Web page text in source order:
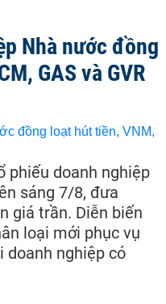
Nhà nước đồng
GAS và GVR
phiếu doanh nghiệp
sáng 7/8, đưa
giá trần. Diễn biến
loại mới phục vụ
doanh nghiệp có